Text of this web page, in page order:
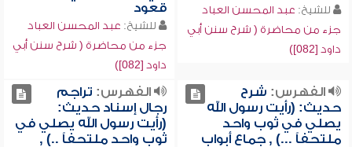
للشيخ: عبد المحسن العباد
جزء من محاضرة ( شرح سنن أبي
داود [082])
قعود
للشيخ: عبد المحسن العباد
جزء من محاضرة ( شرح سنن أبي
داود [082])
الفهرس: شرح
حديث: (رأيت رسول الله
يصلي في ثوب واحد
ملتحفاً ...) , جماع أبواب
الفهرس: تراجم
رجال إسناد حديث:
(رأيت رسول الله يصلي في
ثوب واحد ملتحفاً ..) ,